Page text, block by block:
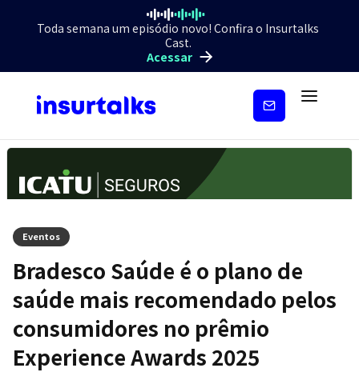
Toda semana um episódio novo! Confira o Insurtalks
Cast.
Acessar
Inscreva-
Eventos
Bradesco Saúde é o plano de
saúde mais recomendado pelos
consumidores no prêmio
Experience Awards 2025